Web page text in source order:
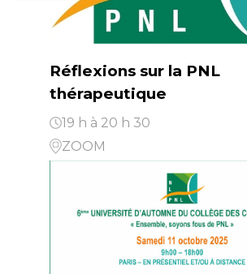
Réflexions sur la PNL
thérapeutique
19 h à 20 h 30
ZOOM